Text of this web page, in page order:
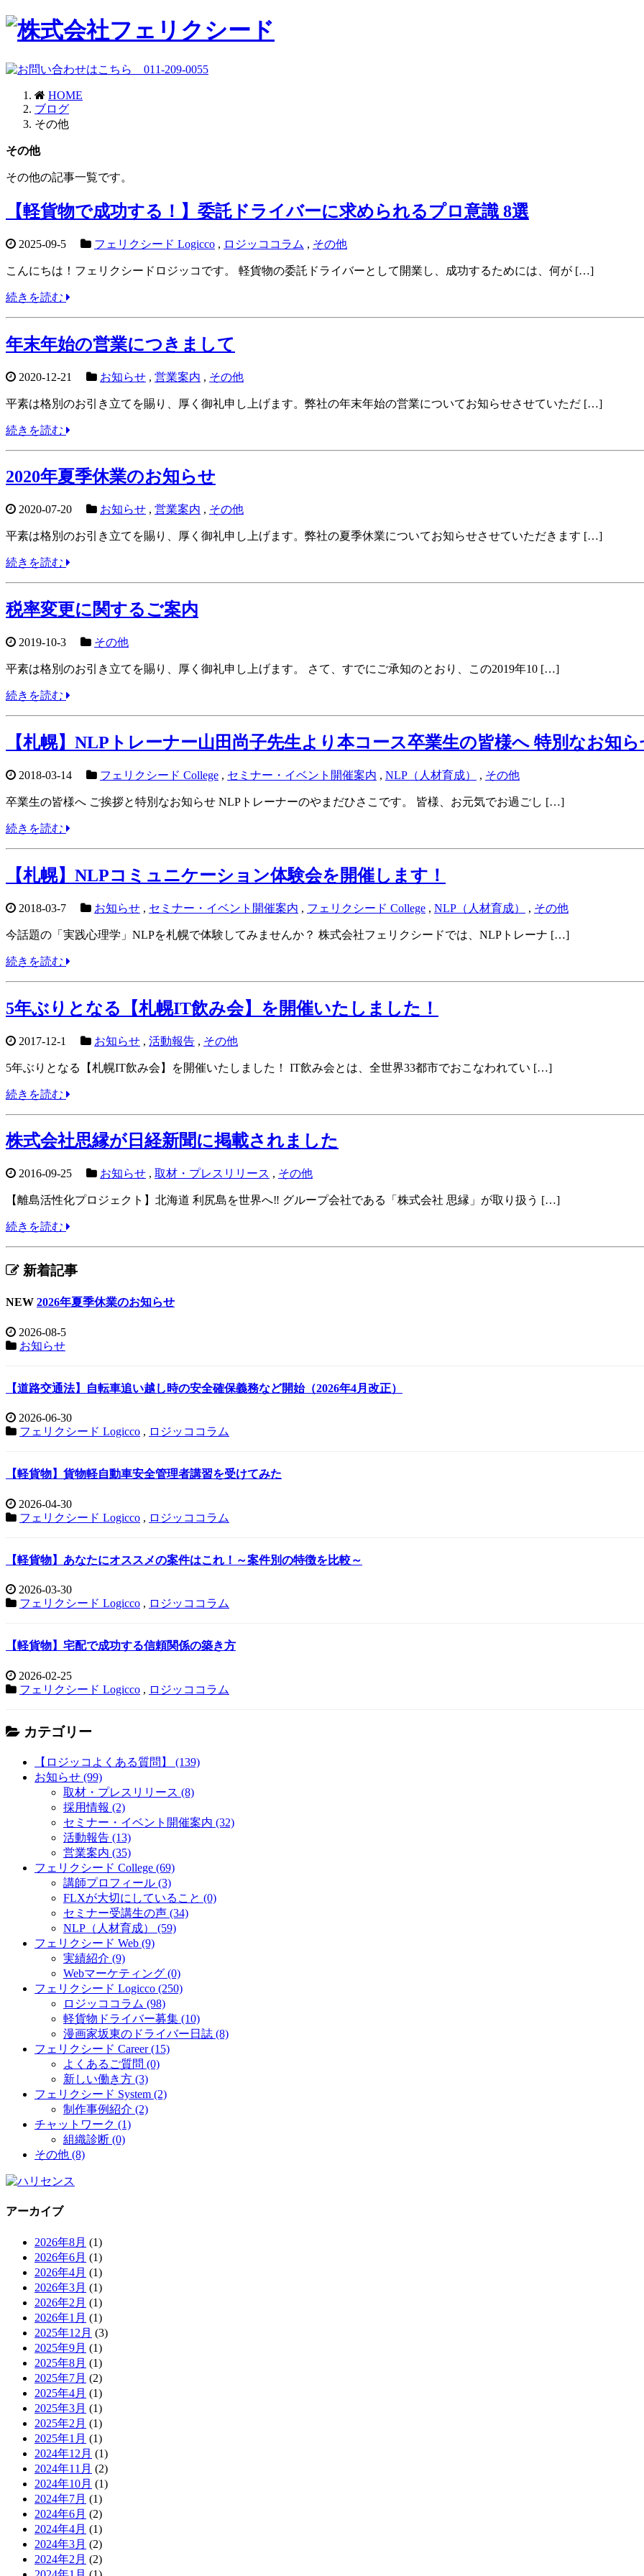
HOME
ブログ
その他
その他
その他の記事一覧です。
【軽貨物で成功する！】委託ドライバーに求められるプロ意識 8選
2025-09-5 フェリクシード Logicco , ロジッココラム , その他
こんにちは！フェリクシードロジッコです。 軽貨物の委託ドライバーとして開業し、成功するためには、何が […]
続きを読む
年末年始の営業につきまして
2020-12-21 お知らせ , 営業案内 , その他
平素は格別のお引き立てを賜り、厚く御礼申し上げます。弊社の年末年始の営業についてお知らせさせていただ […]
続きを読む
2020年夏季休業のお知らせ
2020-07-20 お知らせ , 営業案内 , その他
平素は格別のお引き立てを賜り、厚く御礼申し上げます。弊社の夏季休業についてお知らせさせていただきます […]
続きを読む
税率変更に関するご案内
2019-10-3 その他
平素は格別のお引き立てを賜り、厚く御礼申し上げます。 さて、すでにご承知のとおり、この2019年10 […]
続きを読む
【札幌】NLPトレーナー山田尚子先生より本コース卒業生の皆様へ 特別なお知
2018-03-14 フェリクシード College , セミナー・イベント開催案内 , NLP（人材育成） , その他
卒業生の皆様へ ご挨拶と特別なお知らせ NLPトレーナーのやまだひさこです。 皆様、お元気でお過ごし […]
続きを読む
【札幌】NLPコミュニケーション体験会を開催します！
2018-03-7 お知らせ , セミナー・イベント開催案内 , フェリクシード College , NLP（人材育成） , その他
今話題の「実践心理学」NLPを札幌で体験してみませんか？ 株式会社フェリクシードでは、NLPトレーナ […]
続きを読む
5年ぶりとなる【札幌IT飲み会】を開催いたしました！
2017-12-1 お知らせ , 活動報告 , その他
5年ぶりとなる【札幌IT飲み会】を開催いたしました！ IT飲み会とは、全世界33都市でおこなわれてい […]
続きを読む
株式会社思縁が日経新聞に掲載されました
2016-09-25 お知らせ , 取材・プレスリリース , その他
【離島活性化プロジェクト】北海道 利尻島を世界へ‼️ グループ会社である「株式会社 思縁」が取り扱う […]
続きを読む
新着記事
NEW 2026年夏季休業のお知らせ
2026-08-5
お知らせ
【道路交通法】自転車追い越し時の安全確保義務など開始（2026年4月改正）
2026-06-30
フェリクシード Logicco , ロジッココラム
【軽貨物】貨物軽自動車安全管理者講習を受けてみた
2026-04-30
フェリクシード Logicco , ロジッココラム
【軽貨物】あなたにオススメの案件はこれ！～案件別の特徴を比較～
2026-03-30
フェリクシード Logicco , ロジッココラム
【軽貨物】宅配で成功する信頼関係の築き方
2026-02-25
フェリクシード Logicco , ロジッココラム
カテゴリー
【ロジッコよくある質問】 (139)
お知らせ (99)
取材・プレスリリース (8)
採用情報 (2)
セミナー・イベント開催案内 (32)
活動報告 (13)
営業案内 (35)
フェリクシード College (69)
講師プロフィール (3)
FLXが大切にしていること (0)
セミナー受講生の声 (34)
NLP（人材育成） (59)
フェリクシード Web (9)
実績紹介 (9)
Webマーケティング (0)
フェリクシード Logicco (250)
ロジッココラム (98)
軽貨物ドライバー募集 (10)
漫画家坂東のドライバー日誌 (8)
フェリクシード Career (15)
よくあるご質問 (0)
新しい働き方 (3)
フェリクシード System (2)
制作事例紹介 (2)
チャットワーク (1)
組織診断 (0)
その他 (8)
アーカイブ
2026年8月 (1)
2026年6月 (1)
2026年4月 (1)
2026年3月 (1)
2026年2月 (1)
2026年1月 (1)
2025年12月 (3)
2025年9月 (1)
2025年8月 (1)
2025年7月 (2)
2025年4月 (1)
2025年3月 (1)
2025年2月 (1)
2025年1月 (1)
2024年12月 (1)
2024年11月 (2)
2024年10月 (1)
2024年7月 (1)
2024年6月 (2)
2024年4月 (1)
2024年3月 (2)
2024年2月 (2)